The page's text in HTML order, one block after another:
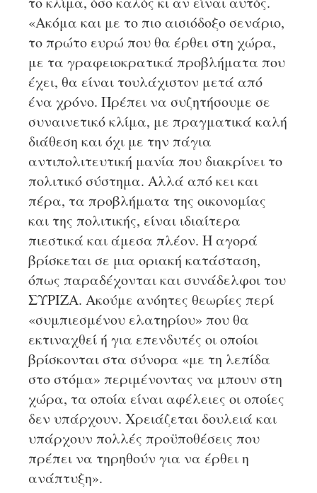
«Ακόμα και με το πιο αισιόδοξο σενάριο,
το πρώτο ευρώ που θα έρθει στη χώρα,
με τα γραφειοκρατικά προβλήματα που
έχει, θα είναι τουλάχιστον μετά από
ένα χρόνο. Πρέπει να συζητήσουμε σε
συναινετικό κλίμα, με πραγματικά καλή
διάθεση και όχι με την πάγια
αντιπολιτευτική μανία που διακρίνει το
πολιτικό σύστημα. Αλλά από κει και
πέρα, τα προβλήματα της οικονομίας
και της πολιτικής, είναι ιδιαίτερα
πιεστικά και άμεσα πλέον. Η αγορά
βρίσκεται σε μια οριακή κατάσταση,
όπως παραδέχονται και συνάδελφοι του
ΣΥΡΙΖΑ. Ακούμε ανόητες θεωρίες περί
«συμπιεσμένου ελατηρίου» που θα
εκτιναχθεί ή για επενδυτές οι οποίοι
βρίσκονται στα σύνορα «με τη λεπίδα
στο στόμα» περιμένοντας να μπουν στη
χώρα, τα οποία είναι αφέλειες οι οποίες
δεν υπάρχουν. Χρειάζεται δουλειά και
υπάρχουν πολλές προϋποθέσεις που
πρέπει να τηρηθούν για να έρθει η
ανάπτυξη».